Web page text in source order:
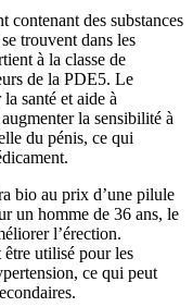
contenant des substances
trouvent dans les
à la classe de
de la PDE5. Le
santé et aide à
la sensibilité à
du pénis, ce qui
bio au prix d’une pilule
un homme de 36 ans, le
l’érection.
utilisé pour les
ce qui peut